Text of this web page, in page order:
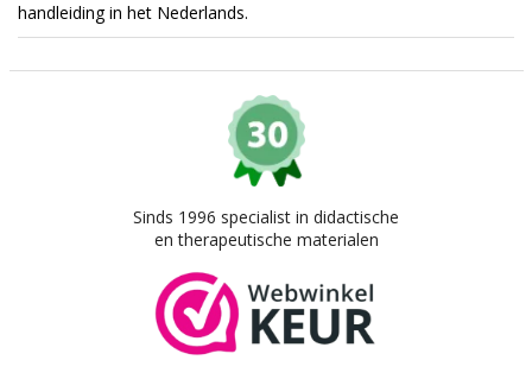
handleiding in het Nederlands.
Sinds 1996 specialist in didactische
en therapeutische materialen